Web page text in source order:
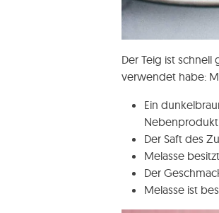
Der Teig ist
verwendet habe:
Ein
Der Saft des
Melasse
Der
Melasse ist